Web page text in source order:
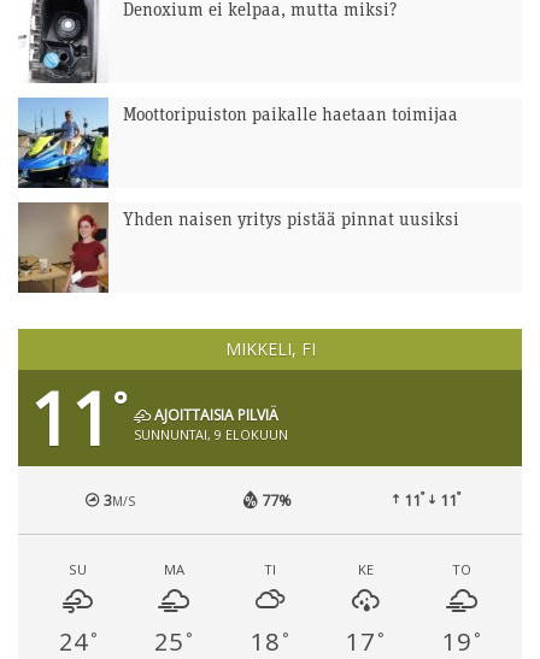
Denoxium ei kelpaa, mutta miksi?
Moottoripuiston paikalle haetaan toimijaa
Yhden naisen yritys pistää pinnat uusiksi
MIKKELI, FI
11 ° AJOITTAISIA PILVIÄ
SUNNUNTAI, 9 ELOKUUN
3M/S 77% 11° 11°
SU
24°
MA
25 °
TI
18 °
KE
17 °
TO
19 °